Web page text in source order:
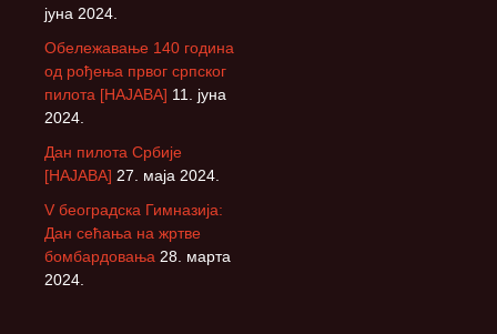
јуна 2024.
Обележавање 140 година
од рођења првог српског
пилота [НАЈАВА] 11. јуна
2024.
Дан пилота Србије
[НАЈАВА] 27. маја 2024.
V београдска Гимназија:
Дан сећања на жртве
бомбардовања 28. марта
2024.